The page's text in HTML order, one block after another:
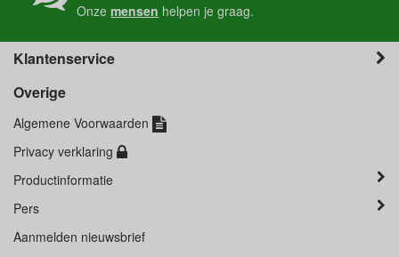
Onzemensen helpen je graag.
Klantenservice
Overige
Algemene Voorwaarden
Privacy verklaring
Productinformatie
Pers
Aanmelden nieuwsbrief